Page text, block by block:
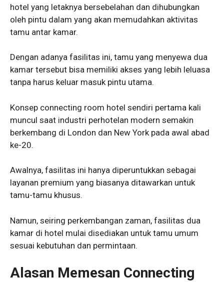
hotel yang letaknya bersebelahan dan dihubungkan
oleh pintu dalam yang akan memudahkan aktivitas
tamu antar kamar.
Dengan adanya fasilitas ini, tamu yang menyewa dua
kamar tersebut bisa memiliki akses yang lebih leluasa
tanpa harus keluar masuk pintu utama.
Konsep connecting room hotel sendiri pertama kali
muncul saat industri perhotelan modern semakin
berkembang di London dan New York pada awal abad
ke-20.
Awalnya, fasilitas ini hanya diperuntukkan sebagai
layanan premium yang biasanya ditawarkan untuk
tamu-tamu khusus.
Namun, seiring perkembangan zaman, fasilitas dua
kamar di hotel mulai disediakan untuk tamu umum
sesuai kebutuhan dan permintaan.
Alasan Memesan Connecting